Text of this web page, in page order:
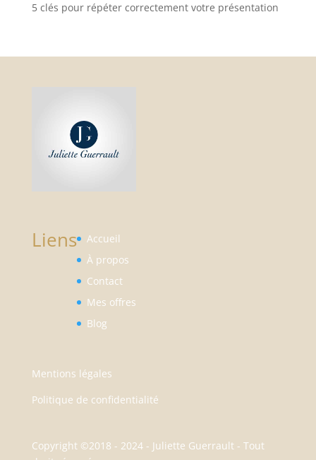
5 clés pour répéter correctement votre présentation
Liens
Accueil
À propos
Contact
Mes offres
Blog
Mentions légales
Politique de confidentialité
Copyright ©2018 - 2024 - Juliette Guerrault - Tout